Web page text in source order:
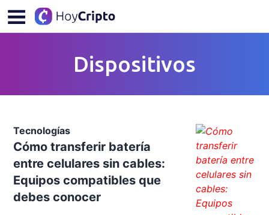
Dispositivos
Tecnologías
Cómo transferir batería
entre celulares sin cables:
Equipos compatibles que
debes conocer